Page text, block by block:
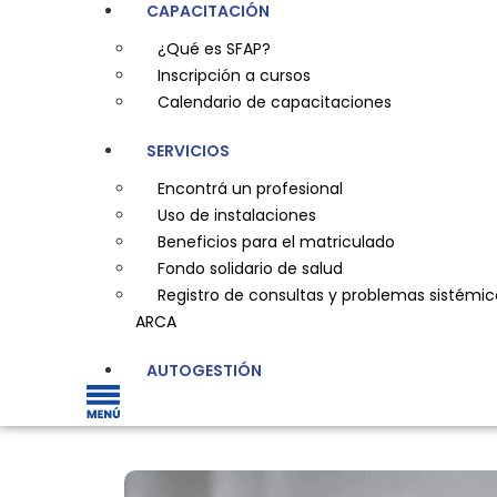
CAPACITACIÓN
¿Qué es SFAP?
Inscripción a cursos
Calendario de capacitaciones
SERVICIOS
Encontrá un profesional
Uso de instalaciones
Beneficios para el matriculado
Fondo solidario de salud
Registro de consultas y problemas
ARCA
AUTOGESTIÓN